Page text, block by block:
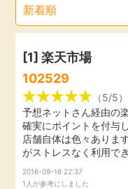
新着
高還元
無料
即日還元
アンケート
エンタメ
クレジットカ
暮らし
引っ越し
[1]楽天市場
102529
（5/5）
予想ネットさん経由の
確実にポイントを付与
店舗自体は色々ありま
がストレスなく利用で
2016-09-18 22:37
1人が参考にしました